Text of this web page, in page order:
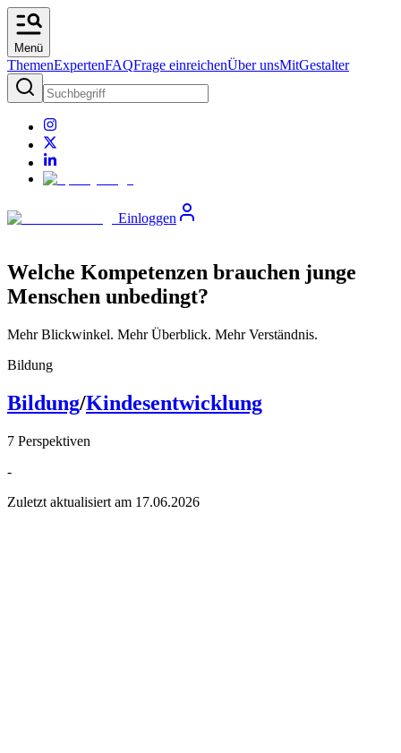
Menü
ThemenExpertenFAQFrage einreichenÜber unsMitGestalter
Einloggen
Welche Kompetenzen brauchen junge
Menschen unbedingt?
Mehr Blickwinkel. Mehr Überblick. Mehr Verständnis.
Bildung
Bildung/Kindesentwicklung
7 Perspektiven
-
Zuletzt aktualisiert am 17.06.2026